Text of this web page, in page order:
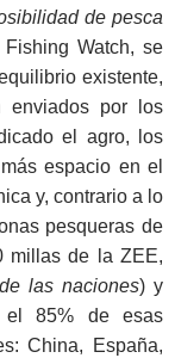
de pesca
Watch, se
existente,
enviados por los
el agro, los
espacio en el
y, contrario a lo
pesqueras de
millas de la ZEE,
las naciones) y
el 85% de esas
China, España,